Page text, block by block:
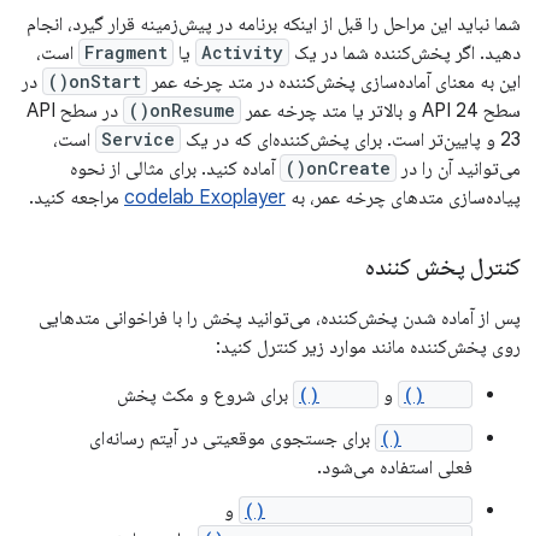
شما نباید این مراحل را قبل از اینکه برنامه در پیش‌زمینه قرار گیرد، انجام
دهید. اگر پخش‌کننده شما در یک Activity یا Fragment است،
این به معنای آماده‌سازی پخش‌کننده در متد چرخه عمر
onStart()
در
سطح API 24 و بالاتر یا متد چرخه عمر
onResume()
در سطح API
23 و پایین‌تر است. برای پخش‌کننده‌ای که در یک
Service است،
می‌توانید آن را در
onCreate()
آماده کنید. برای مثالی از نحوه
پیاده‌سازی متدهای چرخه عمر، به codelab Exoplayer مراجعه کنید.
کنترل پخش کننده
پس از آماده شدن پخش‌کننده، می‌توانید پخش را با فراخوانی متدهایی
روی پخش‌کننده مانند موارد زیر کنترل کنید:
و برای شروع و مکث پخش
برای جستجوی موقعیتی در آیتم رسانه‌ای
فعلی استفاده می‌شود.
و